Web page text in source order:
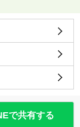
で共有する